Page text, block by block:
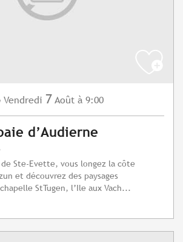
Vendredi 7 Août à 9:00
d’Audierne
Ste-Evette, vous longez la côte
et découvrez des paysages
StTugen, l’Ile aux Vach...